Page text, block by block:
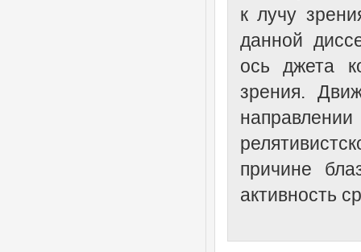
к лучу
данной
ось джета
зрения.
причине
активность